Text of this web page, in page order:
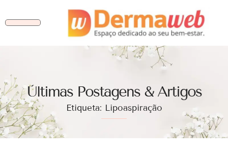
Ùltimas Postagens & Artigos
Etiqueta: Lipoaspiração